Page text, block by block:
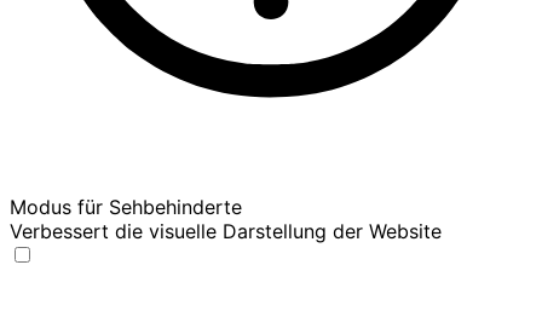
Modus für Sehbehinderte
Verbessert die visuelle Darstellung der Website